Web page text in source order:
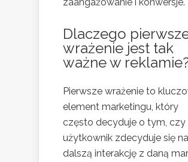
Dlaczego
wrażenie jest tak
ważne w
Pierwsze wrażenie to
element marketingu, który
często decyduje o tym, czy
użytkownik zdecyduje się na
dalszą interakcję z daną